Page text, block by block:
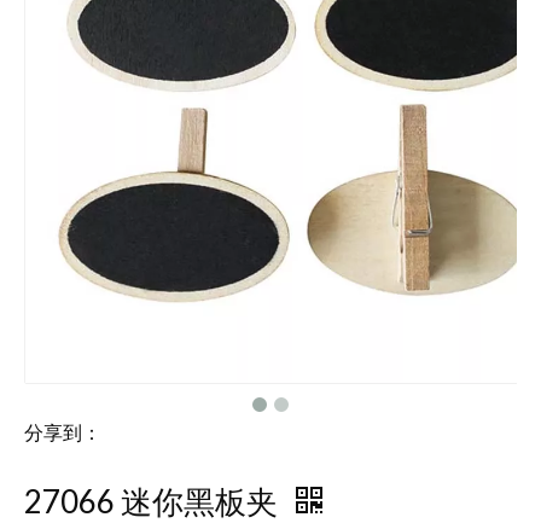
分享到：
27066 迷你黑板夹